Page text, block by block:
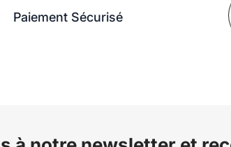
Paiement Sécurisé